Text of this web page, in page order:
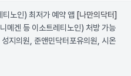
노인) 최저가 예약 앱 [나만의닥터]
메겐 등 이소트레티노인) 처방 가능
지의원, 준앤민닥터포유의원, 시온